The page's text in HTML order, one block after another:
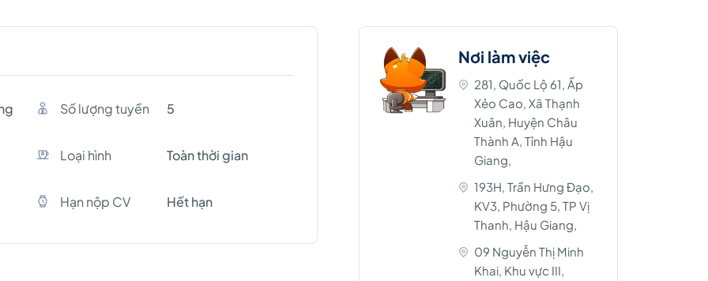
Số lượng tuyền 5
Loại hình Toàn thời gian
Hạn nộp CV Hết hạn
Nơi làm việc
281, Quốc Lộ 61, Ấp
Xẻo Cao, Xã Thạnh
Xuân, Huyện Châu
Thành A, Tỉnh Hậu
Giang,
193H, Trần Hưng Đạo,
KV3, Phường 5, TP Vị
Thanh, Hậu Giang,
09 Nguyễn Thị Minh
Khai, Khu vực III,